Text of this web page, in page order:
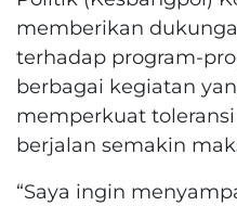
memberikan
terhadap program-
berbagai kegiatan
memperkuat
berjalan semakin
“Saya ingin